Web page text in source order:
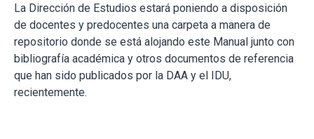
La Dirección de Estudios estará poniendo a disposición
de docentes y predocentes una carpeta a manera de
repositorio donde se está alojando este Manual junto con
bibliografía académica y otros documentos de referencia
que han sido publicados por la DAA y el IDU,
recientemente.